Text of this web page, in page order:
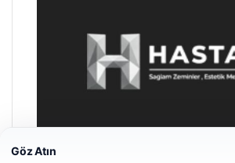
Göz Atın